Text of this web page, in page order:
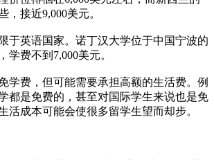
，接近9,000美元。
于英语国家。诺丁汉大学位于中国宁波的
学费不到7,000美元。
学费，但可能需要承担高额的生活费。例
都是免费的，甚至对国际学生来说也是免
活成本可能会使很多留学生望而却步。